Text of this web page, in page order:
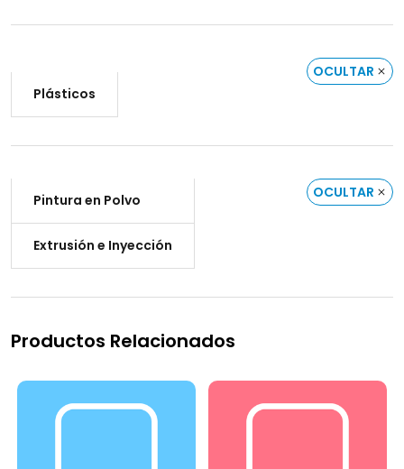
OCULTAR
Plásticos
OCULTAR
Pintura en Polvo
Extrusión e Inyección
Productos Relacionados